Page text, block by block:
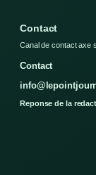
Contact
Canal de contact axe
Contact
Reponse de la